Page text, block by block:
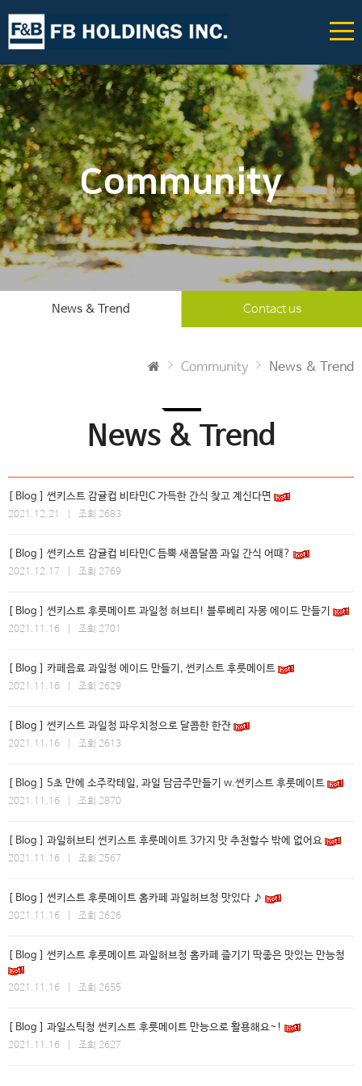
Community
News & Trend Contact us
Community News & Trend
News & Trend
[ Blog ] 썬키스트 감귤컵 비타민C 가득한 간식 찾고 계신다면
2021.12.21 | 조회 2683
[ Blog ] 썬키스트 감귤컵 비타민C 듬뿍 새콤달콤 과일 간식 어때?
2021.12.17 | 조회 2769
[ Blog ] 썬키스트 후룻메이트 과일청 허브티! 블루베리 자몽 에이드 만들기
2021.11.16 | 조회 2701
[ Blog ] 카페음료 과일청 에이드 만들기, 썬키스트 후룻메이트
2021.11.16 | 조회 2629
[ Blog ] 썬키스트 과일청 파우치청으로 달콤한 한잔
2021.11.16 | 조회 2613
[ Blog ] 5초 만에 소주칵테일, 과일 담금주만들기 w.썬키스트 후룻메이트
2021.11.16 | 조회 2870
[ Blog ] 과일허브티 썬키스트 후룻메이트 3가지 맛 추천할수 밖에 없어요
2021.11.16 | 조회 2567
[ Blog ] 썬키스트 후룻메이트 홈카페 과일허브청 맛있다 ♪
2021.11.16 | 조회 2626
[ Blog ] 썬키스트 후룻메이트 과일허브청 홈카페 즐기기 딱좋은 맛있는 만능청
2021.11.16 | 조회 2655
[ Blog ] 과일스틱청 썬키스트 후룻메이트 만능으로 활용해요~!
2021.11.16 | 조회 2627